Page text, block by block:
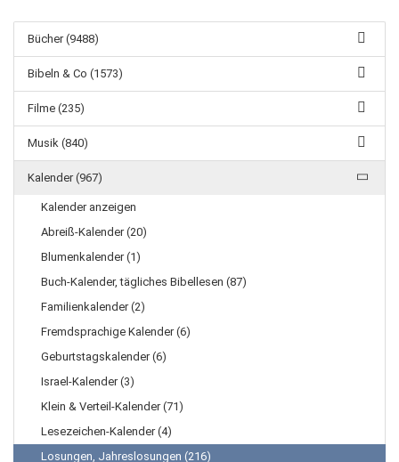
Bücher (9488)
Bibeln & Co (1573)
Filme (235)
Musik (840)
Kalender (967)
Kalender anzeigen
Abreiß-Kalender (20)
Blumenkalender (1)
Buch-Kalender, tägliches Bibellesen (87)
Familienkalender (2)
Fremdsprachige Kalender (6)
Geburtstagskalender (6)
Israel-Kalender (3)
Klein & Verteil-Kalender (71)
Lesezeichen-Kalender (4)
Losungen, Jahreslosungen (216)